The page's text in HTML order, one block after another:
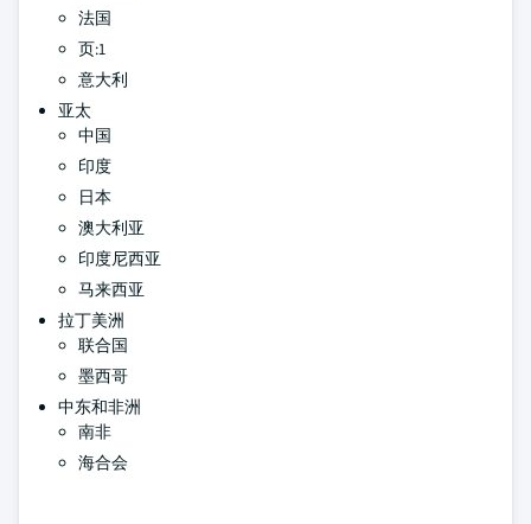
法国
页:1
意大利
亚太
中国
印度
日本
澳大利亚
印度尼西亚
马来西亚
拉丁美洲
联合国
墨西哥
中东和非洲
南非
海合会